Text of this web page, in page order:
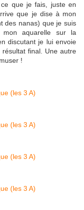
que je fais, juste en
que je dise à mon
des nanas) que je suis
aquarelle sur la
discutant je lui envoie
final. Une autre
!